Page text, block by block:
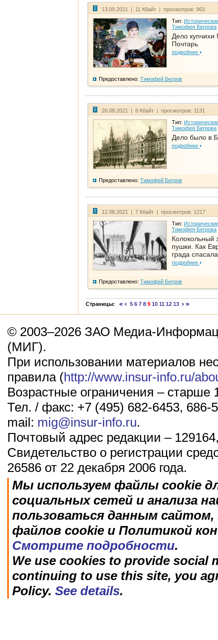
13.09.2021 | 11 Кбайт | просмотров: 963
Тип:
Тимофея Бегрова
Дело
Почтарь
подробнее
Предоставлено: Тимофей Бегров
26.08.2021 | 8 Кбайт | просмотров: 1131
Тип:
Тимофея Бегрова
Дело было в
подробнее
Предоставлено: Тимофей Бегров
12.08.2021 | 7 Кбайт | просмотров: 1217
Тип:
Тимофея Бегрова
Колокольный
пушки. Как
града
подробнее
Предоставлено: Тимофей Бегров
Страницы: 5 6 7 8 9 10 11 12 13
© 2003–2026 ЗАО Медиа-
(МИГ).
При использовании материалов
правила (http://www.insur-info.ru/
Возрастные ограничения – старше
Тел. / факс: +7 (495) 682-6453, 686-
mail: mig@insur-info.ru.
Почтовый адрес редакции –
Свидетельство о регистрации
26586 от 22 декабря 2006 года.
Мы используем файлы cookie
социальных сетей и анализа
пользоваться данным
файлов cookie и Политикой
Смотрите подробности.
We use cookies to provide social
continuing to use this site, you
Policy. See details.